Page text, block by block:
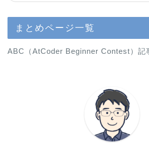
まとめページ一覧
ABC（AtCoder Beginner Contest）記